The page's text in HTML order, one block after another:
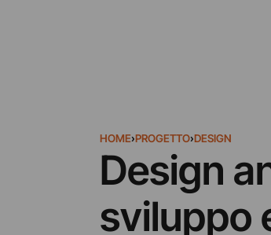
HOME›PROGETTO›DESIGN
Design
sviluppo